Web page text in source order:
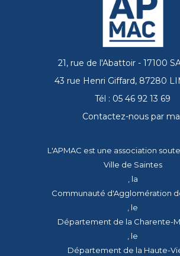
21, rue de l'Abattoir - 17100
43 rue Henri Giffard, 87280
Tél : 05 46 92 13 69
Contactez-nous par
L'APMAC est une association
Ville de Saintes
, la
Communauté d'Agglomération
, le
Département de la Charente-
, le
Département de la Haute-